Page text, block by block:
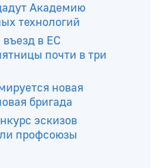
Академию
технологий
въезд в ЕС
почти в три
новая
бригада
эскизов
профсоюзы